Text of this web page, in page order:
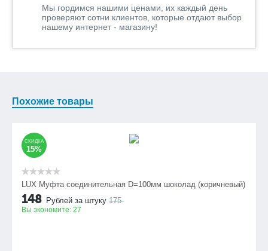
Мы гордимся нашими ценами, их каждый день
проверяют сотни клиентов, которые отдают выбор
нашему интернет - магазину!
Похожие товары
СКИДКА
15%
LUX Муфта соединительная D=100мм шоколад (коричневый)
148 Рублей за штуку 175
Вы экономите: 27